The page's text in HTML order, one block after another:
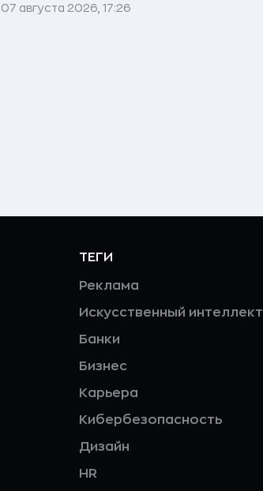
07 августа 2026, 17:26
ТЕГИ
Реклама
Искусственный интеллект
Банки
Бизнес
Карьера
Кибербезопасность
Дизайн
HR